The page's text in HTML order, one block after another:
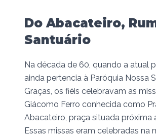
Do Abacateiro,
Santuário
Na década de 60, quando a atual
ainda pertencia à Paróquia Nossa
Graças, os fiéis celebravam as
Giácomo Ferro conhecida como
Abacateiro, praça situada próxima
Essas missas eram celebradas na